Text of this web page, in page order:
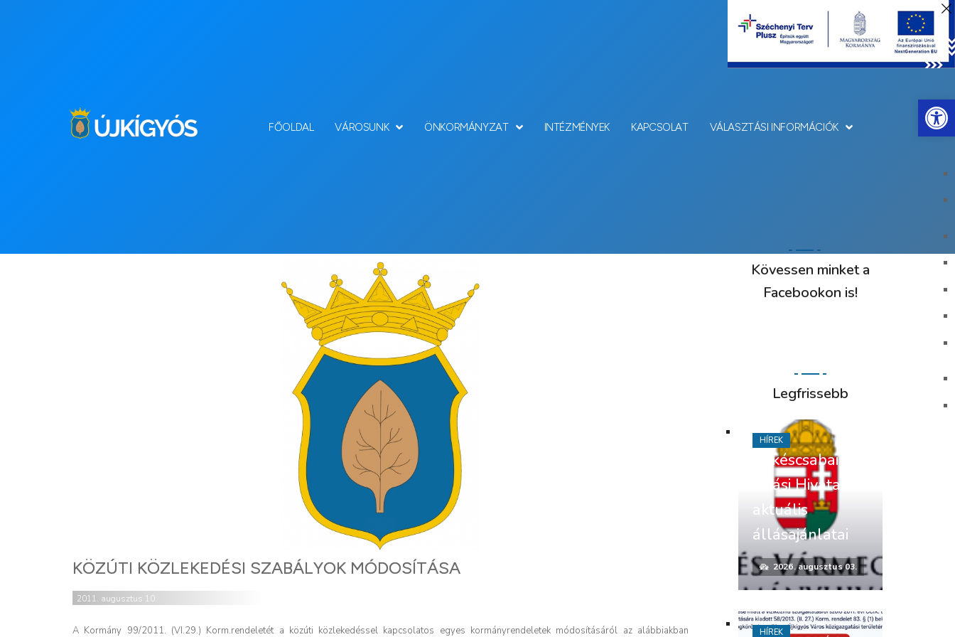
FŐOLDAL VÁROSUNK ÖNKORMÁNYZAT INTÉZMÉNYEK KAPCSOLAT VÁLASZTÁSI INFORMÁCIÓK
KÖZÚTI KÖZLEKEDÉSI SZABÁLYOK MÓDOSÍTÁSA
2011. augusztus 10.
A Kormány 99/2011. (VI.29.) Korm.rendeletét a közúti közlekedéssel kapcsolatos egyes kormányrendeletek módosításáról az alábbiakban
Kövessen minket a
Facebookon is!
Legfrissebb
Békéscsabai
Járási Hivatal
aktuális
állásajánlatai
2026. augusztus 03.
HÍREK
HÍREK